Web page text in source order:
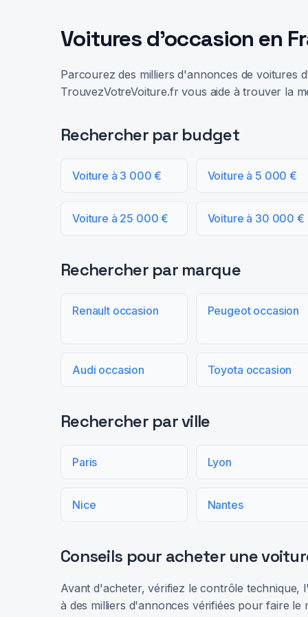
Voitures d'occasion en
Parcourez des milliers d'annonces de voitures
TrouvezVotreVoiture.fr vous aide à trouver la
Rechercher par budget
Voiture à 3 000 € Voiture à 5 000 €
Voiture à 25 000 € Voiture à 30 000 €
Rechercher par marque
Renault occasion Peugeot occasion
Audi occasion Toyota occasion
Rechercher par ville
Paris Lyon
Nice Nantes
Conseils pour acheter une
Avant d'acheter, vérifiez le contrôle technique,
à des milliers d'annonces vérifiées pour faire le